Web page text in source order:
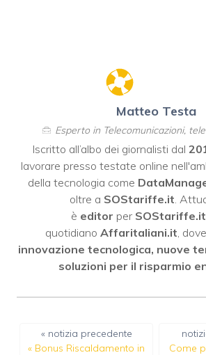
Matteo Testa
Esperto in Telecomunicazioni,
Iscritto all’albo dei giornalisti dal
lavorare presso testate online
della tecnologia come
oltre a SOStariffe.it .
è editor per SOStariffe.it
quotidiano Affaritaliani.it ,
innovazione tecnologica, nuove
soluzioni per il risparmio
« notizia precedente
« Bonus Riscaldamento in
Come